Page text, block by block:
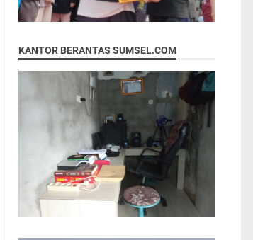
KANTOR BERANTAS SUMSEL.COM